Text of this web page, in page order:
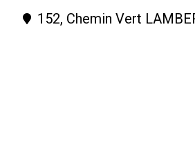
152, Chemin Vert